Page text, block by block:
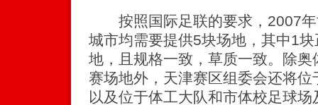
按照国际足联的要求，2007年
城市均需要提供5块场地，其中1
地，且规格一致，草质一致。除
赛场地外，天津赛区组委会还将
以及位于体工大队和市体校足球